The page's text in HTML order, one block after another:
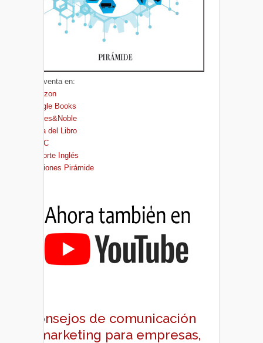
A la venta en:
Amazon
Google Books
Barnes&Noble
Casa del Libro
FNAC
El Corte Inglés
Ediciones Pirámide
Consejos de comunicación
y marketing para empresas,